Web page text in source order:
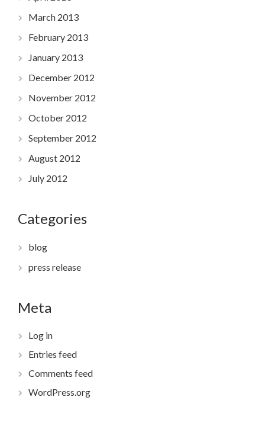
March 2013
February 2013
January 2013
December 2012
November 2012
October 2012
September 2012
August 2012
July 2012
Categories
blog
press release
Meta
Log in
Entries feed
Comments feed
WordPress.org